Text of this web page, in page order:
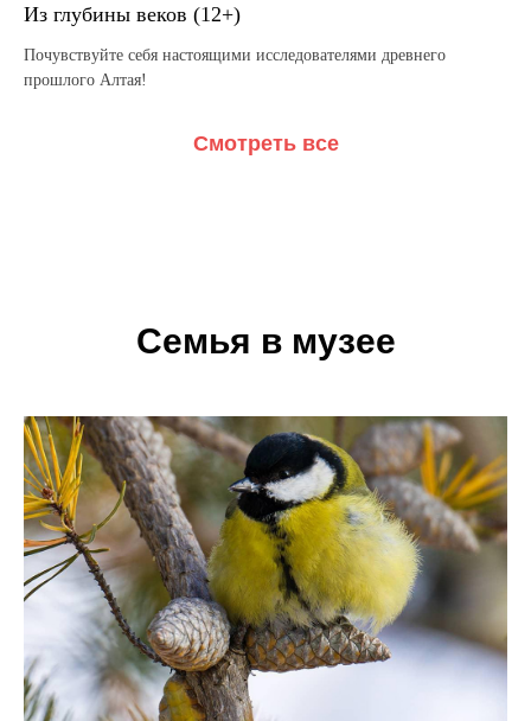
Из глубины веков (12+)
Почувствуйте себя настоящими исследователями древнего
прошлого Алтая!
Смотреть все
Семья в музее